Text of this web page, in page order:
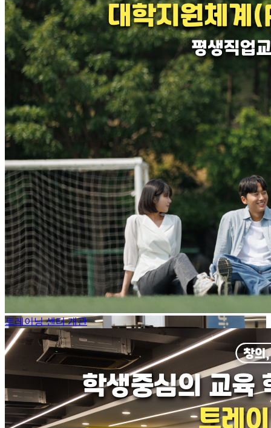
트레이닝 센터 개관